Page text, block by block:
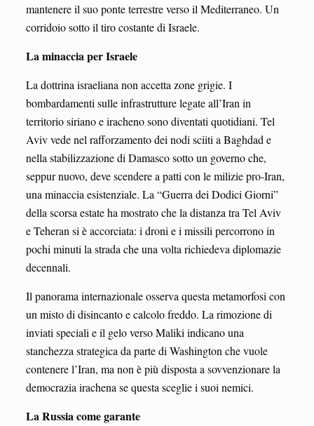
mantenere il suo ponte terrestre verso il Mediterraneo. Un
corridoio sotto il tiro costante di Israele.
La minaccia per Israele
La dottrina israeliana non accetta zone grigie. I
bombardamenti sulle infrastrutture legate all’Iran in
territorio siriano e iracheno sono diventati quotidiani. Tel
Aviv vede nel rafforzamento dei nodi sciiti a Baghdad e
nella stabilizzazione di Damasco sotto un governo che,
seppur nuovo, deve scendere a patti con le milizie pro-Iran,
una minaccia esistenziale. La “Guerra dei Dodici Giorni”
della scorsa estate ha mostrato che la distanza tra Tel Aviv
e Teheran si è accorciata: i droni e i missili percorrono in
pochi minuti la strada che una volta richiedeva diplomazie
decennali.
Il panorama internazionale osserva questa metamorfosi con
un misto di disincanto e calcolo freddo. La rimozione di
inviati speciali e il gelo verso Maliki indicano una
stanchezza strategica da parte di Washington che vuole
contenere l’Iran, ma non è più disposta a sovvenzionare la
democrazia irachena se questa sceglie i suoi nemici.
La Russia come garante